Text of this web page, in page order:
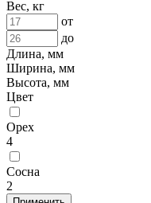
Вес, кг
от
до
Длина, мм
Ширина, мм
Высота, мм
Цвет
Орех
4
Сосна
2